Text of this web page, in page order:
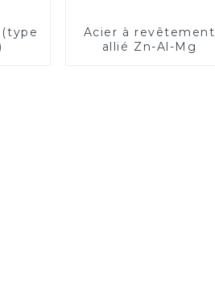
Acier à revêtement
allié Zn-Al-Mg